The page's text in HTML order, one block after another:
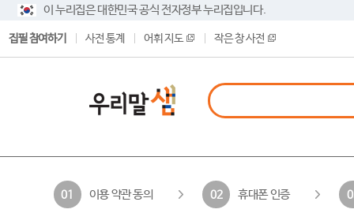
이 누리집은 대한민국 공식 전자정부 누리집입니다.
집필 참여하기 사전 통계 어휘 지도 작은 창 사전
01 이용 약관 동의 02 휴대폰 인증